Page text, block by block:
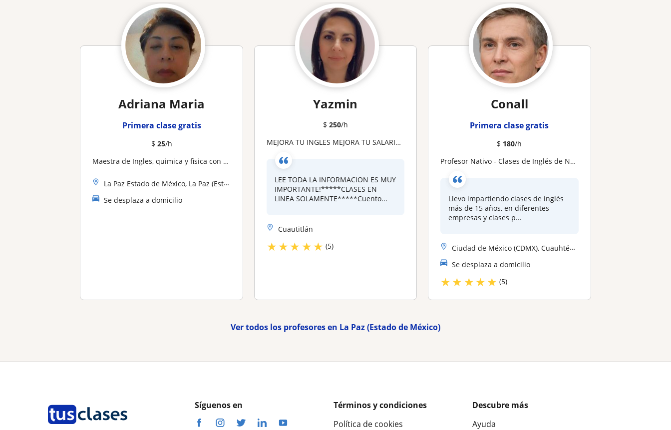
Adriana Maria
Primera clase gratis
$ 25/h
Maestra de Ingles, quimica y fisica con experiencia
La Paz Estado de México, La Paz (Estado de México)
Se desplaza a domicilio
Yazmin
$ 250/h
MEJORA TU INGLES MEJORA TU SALARIO CURSO INTENSIVO DE INGLES PARA EL AREA LABORAL
LEE TODA LA INFORMACION ES MUY
IMPORTANTE!*****CLASES EN
LINEA SOLAMENTE*****Cuento...
Cuautitlán
★★★ ★★ (5)
Conall
Primera clase gratis
$ 180/h
Profesor Nativo - Clases de Inglés de Negocios e IELTS
Llevo impartiendo clases de inglés
más de 15 años, en diferentes
empresas y clases p...
Ciudad de México (CDMX), Cuauhtémoc, Venustiano Carranza, Iztapalapa, ...
Se desplaza a domicilio
★★ ★★★ (5)
Ver todos los profesores en La Paz (Estado de México)
Síguenos en
Términos y condiciones
Política de cookies
Descubre más
Ayuda